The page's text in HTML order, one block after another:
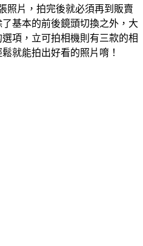
照片，拍完後就必須再到販賣
基本的前後鏡頭切換之外，大
項，立可拍相機則有三款的相
就能拍出好看的照片唷！